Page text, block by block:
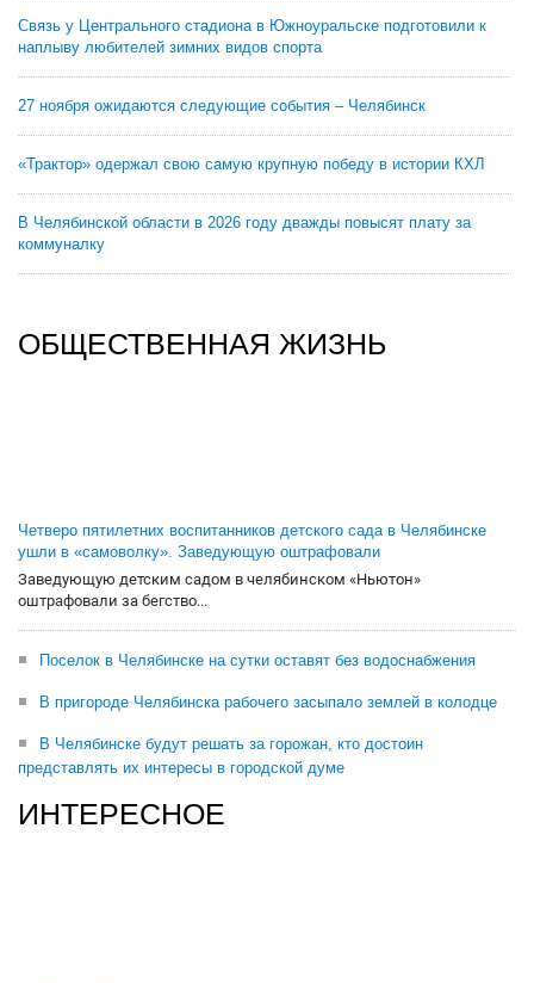
Связь у Центрального стадиона в Южноуральске подготовили к
наплыву любителей зимних видов спорта
27 ноября ожидаются следующие события – Челябинск
«Трактор» одержал свою самую крупную победу в истории КХЛ
В Челябинской области в 2026 году дважды повысят плату за
коммуналку
ОБЩЕСТВЕННАЯ ЖИЗНЬ
Четверо пятилетних воспитанников детского сада в Челябинске
ушли в «самоволку». Заведующую оштрафовали
Заведующую детским садом в челябинском «Ньютон»
оштрафовали за бегство...
Поселок в Челябинске на сутки оставят без водоснабжения
В пригороде Челябинска рабочего засыпало землей в колодце
В Челябинске будут решать за горожан, кто достоин
представлять их интересы в городской думе
ИНТЕРЕСНОЕ